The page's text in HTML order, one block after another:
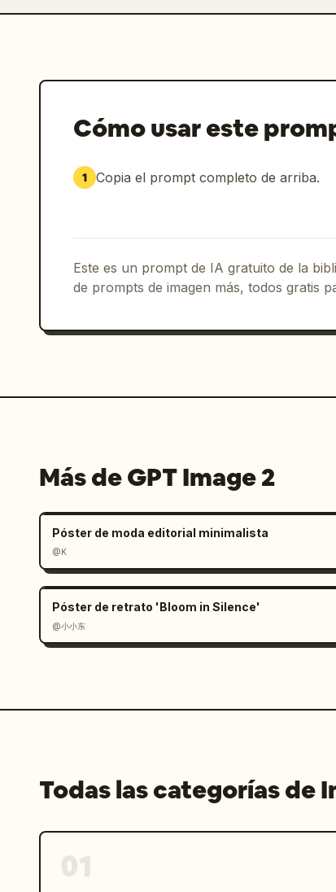
Cómo usar este
1 Copia el prompt completo de arriba.
Este es un prompt de IA gratuito de la
de prompts de imagen más, todos gratis
Más de GPT Image 2
Póster de moda editorial minimalista
@K
Póster de retrato 'Bloom in Silence'
@小小东
Todas las categorías de